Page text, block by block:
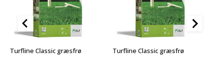
Turfline Classic græsfrø
Turfline Classic græsfrø